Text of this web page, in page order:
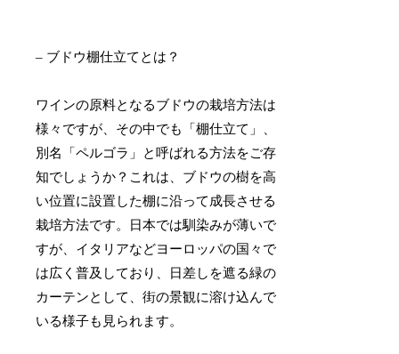
– ブドウ棚仕立てとは？
ワインの原料となるブドウの栽培方法は
様々ですが、その中でも「棚仕立て」、
別名「ペルゴラ」と呼ばれる方法をご存
知でしょうか？これは、ブドウの樹を高
い位置に設置した棚に沿って成長させる
栽培方法です。日本では馴染みが薄いで
すが、イタリアなどヨーロッパの国々で
は広く普及しており、日差しを遮る緑の
カーテンとして、街の景観に溶け込んで
いる様子も見られます。